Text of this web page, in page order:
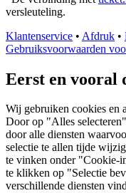
versleuteling.
Klantenservice • Afdruk •
Gebruiksvoorwaarden
Eerst en vooral
Wij gebruiken cookies en
Door op "Alles
door alle diensten
selectie te allen tijde
te vinken onder "Cookie-
te klikken op "Selectie
verschillende diensten